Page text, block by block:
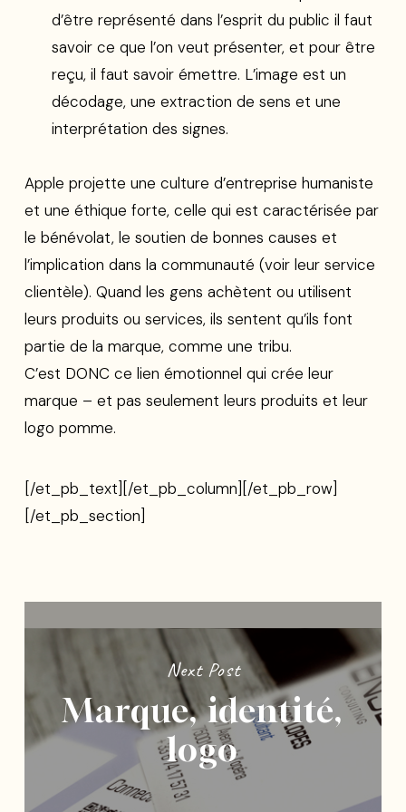
d’être représenté dans l’esprit du public il faut
savoir ce que l’on veut présenter, et pour être
reçu, il faut savoir émettre. L’image est un
décodage, une extraction de sens et une
interprétation des signes.
Apple projette une culture d’entreprise humaniste
et une éthique forte, celle qui est caractérisée par
le bénévolat, le soutien de bonnes causes et
l’implication dans la communauté (voir leur service
clientèle). Quand les gens achètent ou utilisent
leurs produits ou services, ils sentent qu’ils font
partie de la marque, comme une tribu.
C’est DONC ce lien émotionnel qui crée leur
marque – et pas seulement leurs produits et leur
logo pomme.
[/et_pb_text][/et_pb_column][/et_pb_row]
[/et_pb_section]
Next Post
Marque, identité,
logo